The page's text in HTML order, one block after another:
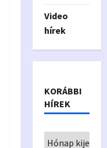
Video
hírek
KORÁBBI
HÍREK